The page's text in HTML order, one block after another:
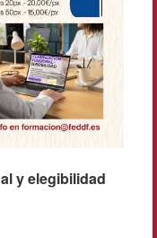
y elegibilidad